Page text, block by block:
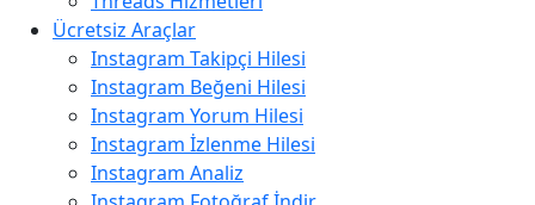
Ücretsiz Araçlar
Instagram Takipçi Hilesi
Instagram Beğeni Hilesi
Instagram Yorum Hilesi
Instagram İzlenme Hilesi
Instagram Analiz